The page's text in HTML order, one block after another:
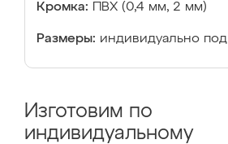
Кромка: ПВХ (0,4 мм, 2 мм)
Размеры: индивидуально под
Изготовим по
индивидуальному